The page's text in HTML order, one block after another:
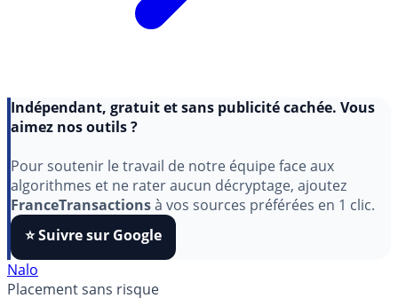
aimez nos outils ?
Pour soutenir le travail de notre équipe face aux
algorithmes et ne rater aucun décryptage, ajoutez
FranceTransactionsà vos sources préférées en 1 clic.
⭐️ Suivre sur Google